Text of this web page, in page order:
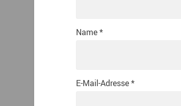
Name*
E-Mail-Adresse*